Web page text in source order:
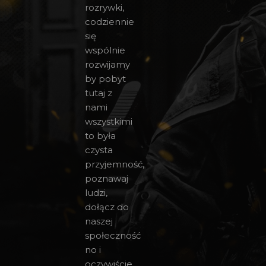
rozrywki,
codziennie
się
wspólnie
rozwijamy
by pobyt
tutaj z
nami
wszystkimi
to była
czysta
przyjemność,
poznawaj
ludzi,
dołącz do
naszej
społeczność
no i